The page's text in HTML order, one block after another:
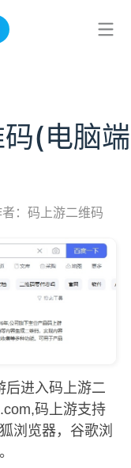
(电脑端
：码上游二维码
后进入码上游二
码上游支持
浏览器，谷歌浏